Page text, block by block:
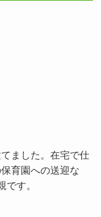
ました。在宅で仕
育園への送迎な
です。